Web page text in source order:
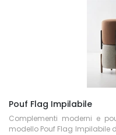
Pouf Flag Impilabile
Complementi moderni e
modello Pouf Flag Impilabile